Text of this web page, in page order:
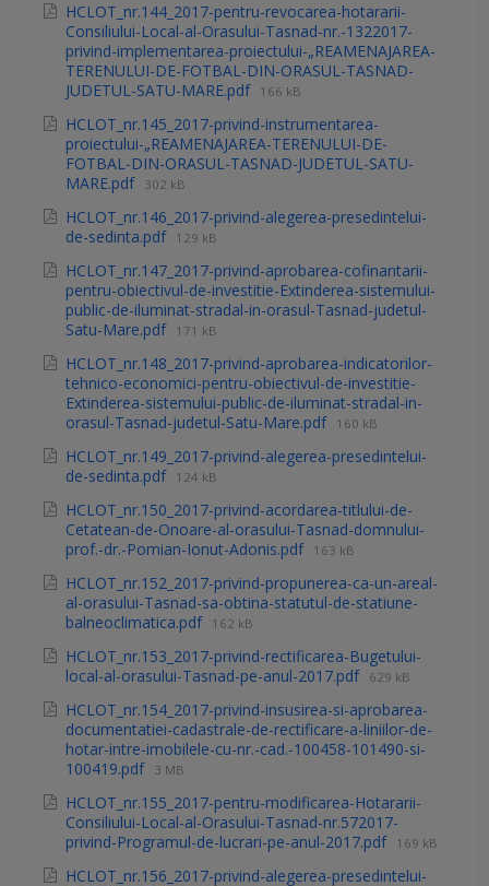
HCLOT_nr.144_2017-pentru-revocarea-hotararii-
Consiliului-Local-al-Orasului-Tasnad-nr.-1322017-
privind-implementarea-proiectului-„REAMENAJAREA-
TERENULUI-DE-FOTBAL-DIN-ORASUL-TASNAD-
JUDETUL-SATU-MARE.pdf 166 kB
HCLOT_nr.145_2017-privind-instrumentarea-
proiectului-„REAMENAJAREA-TERENULUI-DE-
FOTBAL-DIN-ORASUL-TASNAD-JUDETUL-SATU-
MARE.pdf 302 kB
HCLOT_nr.146_2017-privind-alegerea-presedintelui-
de-sedinta.pdf 129 kB
HCLOT_nr.147_2017-privind-aprobarea-cofinantarii-
pentru-obiectivul-de-investitie-Extinderea-sistemului-
public-de-iluminat-stradal-in-orasul-Tasnad-judetul-
Satu-Mare.pdf 171 kB
HCLOT_nr.148_2017-privind-aprobarea-indicatorilor-
tehnico-economici-pentru-obiectivul-de-investitie-
Extinderea-sistemului-public-de-iluminat-stradal-in-
orasul-Tasnad-judetul-Satu-Mare.pdf 160 kB
HCLOT_nr.149_2017-privind-alegerea-presedintelui-
de-sedinta.pdf 124 kB
HCLOT_nr.150_2017-privind-acordarea-titlului-de-
Cetatean-de-Onoare-al-orasului-Tasnad-domnului-
prof.-dr.-Pomian-Ionut-Adonis.pdf 163 kB
HCLOT_nr.152_2017-privind-propunerea-ca-un-areal-
al-orasului-Tasnad-sa-obtina-statutul-de-statiune-
balneoclimatica.pdf 162 kB
HCLOT_nr.153_2017-privind-rectificarea-Bugetului-
local-al-orasului-Tasnad-pe-anul-2017.pdf 629 kB
HCLOT_nr.154_2017-privind-insusirea-si-aprobarea-
documentatiei-cadastrale-de-rectificare-a-liniilor-de-
hotar-intre-imobilele-cu-nr.-cad.-100458-101490-si-
100419.pdf 3 MB
HCLOT_nr.155_2017-pentru-modificarea-Hotararii-
Consiliului-Local-al-Orasului-Tasnad-nr.572017-
privind-Programul-de-lucrari-pe-anul-2017.pdf 169 kB
HCLOT_nr.156_2017-privind-alegerea-presedintelui-